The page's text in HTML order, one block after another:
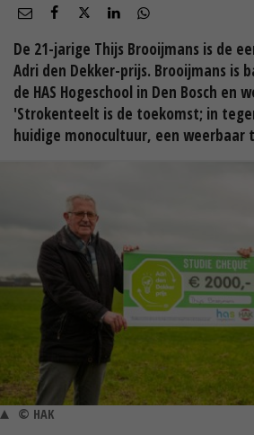
De 21-jarige Thijs Brooijmans is de
Adri den Dekker-prijs. Brooijmans is
de HAS Hogeschool in Den Bosch en
'Strokenteelt is de toekomst; in
huidige monocultuur, een weerbaar
© HAK